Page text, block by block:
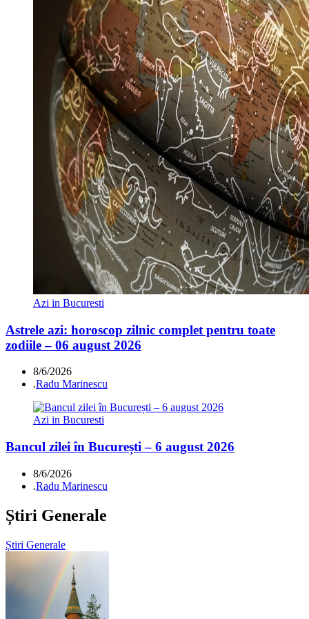
Azi in Bucuresti
Astrele azi: horoscop zilnic complet pentru toate
zodiile – 06 august 2026
8/6/2026
.Radu Marinescu
Azi in Bucuresti
Bancul zilei în București – 6 august 2026
8/6/2026
.Radu Marinescu
Știri Generale
Știri Generale